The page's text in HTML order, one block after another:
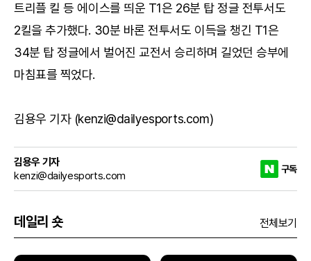
트리플 킬 등 에이스를 띄운 T1은 26분 탑 정글 전투서도
2킬을 추가했다. 30분 바론 전투서도 이득을 챙긴 T1은
34분 탑 정글에서 벌어진 교전서 승리하며 길었던 승부에
마침표를 찍었다.
김용우 기자 (kenzi@dailyesports.com)
김용우 기자
kenzi@dailyesports.com
구독
데일리 숏 전체보기